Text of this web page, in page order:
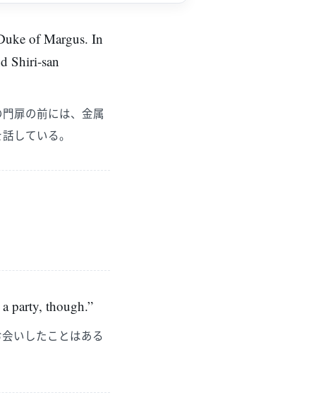
of Margus. In
Shiri-san
扉の前には、金属
している。
party, though.”
いしたことはある